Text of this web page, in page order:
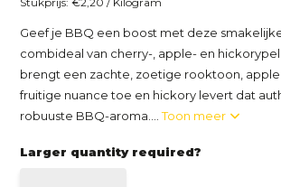
Geef je BBQ een boost met deze
combideal van cherry-, apple- en
brengt een zachte, zoetige rooktoon, apple
fruitige nuance toe en hickory levert dat
robuuste BBQ-aroma....Toon meer
Larger quantity required?